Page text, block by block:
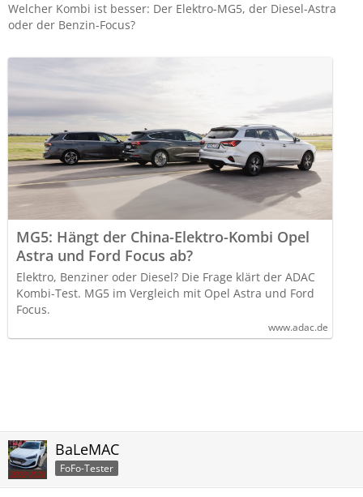
Welcher Kombi ist besser: Der Elektro-MG5, der Diesel-Astra
oder der Benzin-Focus?
MG5: Hängt der China-Elektro-Kombi Opel
Astra und Ford Focus ab?
Elektro, Benziner oder Diesel? Die Frage klärt der ADAC
Kombi-Test. MG5 im Vergleich mit Opel Astra und Ford
Focus.
www.adac.de
BaLeMAC
FoFo-Tester